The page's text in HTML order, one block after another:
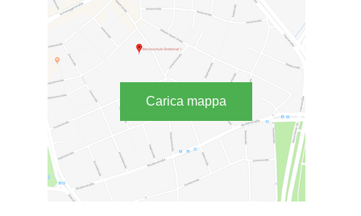
Carica mappa